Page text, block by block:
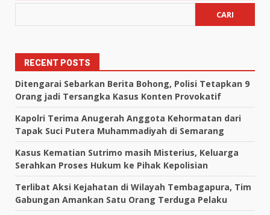
CARI
RECENT POSTS
Ditengarai Sebarkan Berita Bohong, Polisi Tetapkan 9
Orang jadi Tersangka Kasus Konten Provokatif
Kapolri Terima Anugerah Anggota Kehormatan dari
Tapak Suci Putera Muhammadiyah di Semarang
Kasus Kematian Sutrimo masih Misterius, Keluarga
Serahkan Proses Hukum ke Pihak Kepolisian
Terlibat Aksi Kejahatan di Wilayah Tembagapura, Tim
Gabungan Amankan Satu Orang Terduga Pelaku